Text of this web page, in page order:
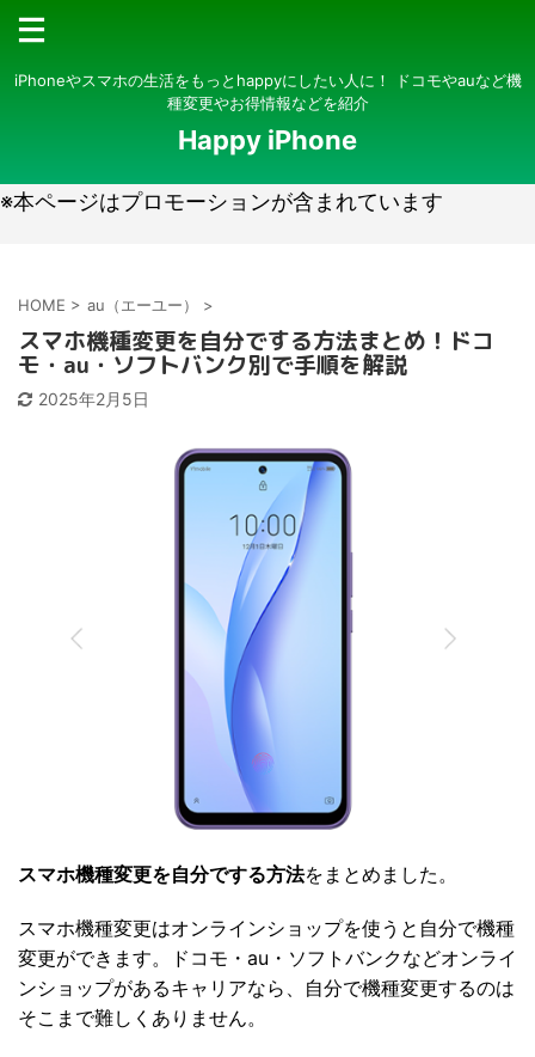
iPhoneやスマホの生活をもっとhappyにしたい人に！ ドコモやauなど機
種変更やお得情報などを紹介
Happy iPhone
※本ページはプロモーションが含まれています
HOME > au（エーユー） >
スマホ機種変更を自分でする方法まとめ！ドコ
モ・au・ソフトバンク別で手順を解説
2025年2月5日
スマホ機種変更を自分でする方法をまとめました。
スマホ機種変更はオンラインショップを使うと自分で機種
変更ができます。ドコモ・au・ソフトバンクなどオンライ
ンショップがあるキャリアなら、自分で機種変更するのは
そこまで難しくありません。